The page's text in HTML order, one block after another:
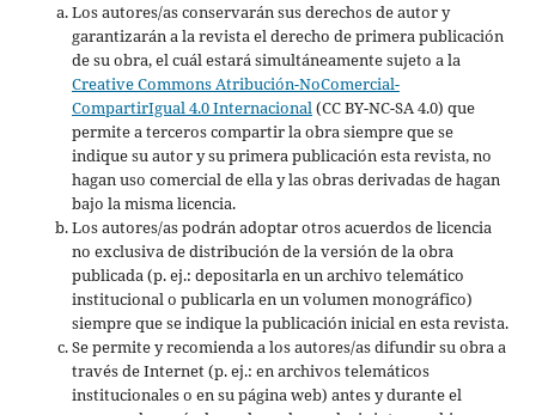
Los autores/as conservarán sus derechos de autor y
garantizarán a la revista el derecho de primera publicación
de su obra, el cuál estará simultáneamente sujeto a la
Creative Commons Atribución-NoComercial-
CompartirIgual 4.0 Internacional(CC BY-NC-SA 4.0) que
permite a terceros compartir la obra siempre que se
indique su autor y su primera publicación esta revista, no
hagan uso comercial de ella y las obras derivadas de hagan
bajo la misma licencia.
Los autores/as podrán adoptar otros acuerdos de licencia
no exclusiva de distribución de la versión de la obra
publicada (p. ej.: depositarla en un archivo telemático
institucional o publicarla en un volumen monográfico)
siempre que se indique la publicación inicial en esta revista.
Se permite y recomienda a los autores/as difundir su obra a
través de Internet (p. ej.: en archivos telemáticos
institucionales o en su página web) antes y durante el